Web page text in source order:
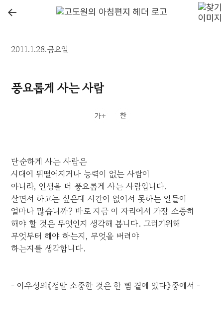
←
2011.1.28.금요일
풍요롭게 사는 사람
단순하게 사는 사람은
시대에 뒤떨어지거나 능력이 없는 사람이
아니라, 인생을 더 풍요롭게 사는 사람입니다.
살면서 하고는 싶은데 시간이 없어서 못하는 일들이
얼마나 많습니까? 바로 지금 이 자리에서 가장 소중히
해야 할 것은 무엇인지 생각해 봅니다. 그러기위해
무엇부터 해야 하는지, 무엇을 버려야
하는지를 생각합니다.
- 이우성의《정말 소중한 것은 한 뼘 곁에 있다》중에서 -